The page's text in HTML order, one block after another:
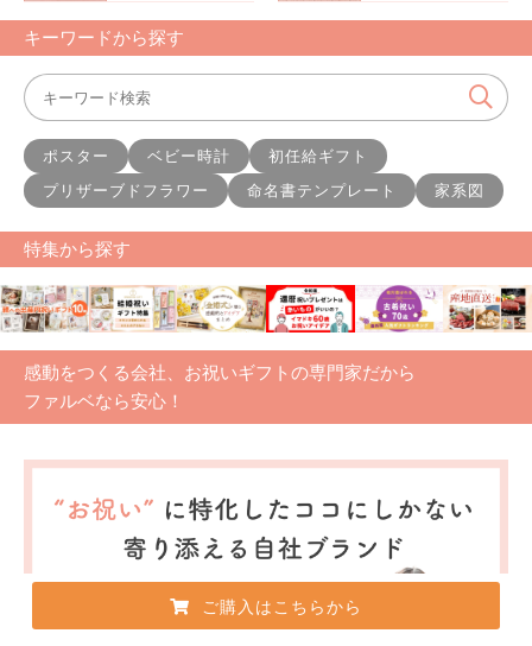
キーワードから探す
ポスター ベビー時計
初任給ギフト
プリザーブドフラワー
命名書テンプレート 家系図
特集から探す
感動をつくる会社、お祝いギフトの専門家だから
ファルベなら安心！
ご購入はこちらから